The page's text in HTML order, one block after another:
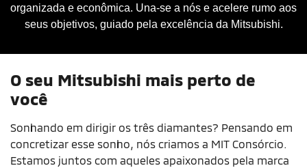
organizada e econômica. Una-se a nós e acelere rumo aos
seus objetivos, guiado pela excelência da Mitsubishi.
O seu Mitsubishi mais perto de
você
Sonhando em dirigir os três diamantes? Pensando em
concretizar esse sonho, nós criamos a MIT Consórcio.
Estamos juntos com aqueles apaixonados pela marca